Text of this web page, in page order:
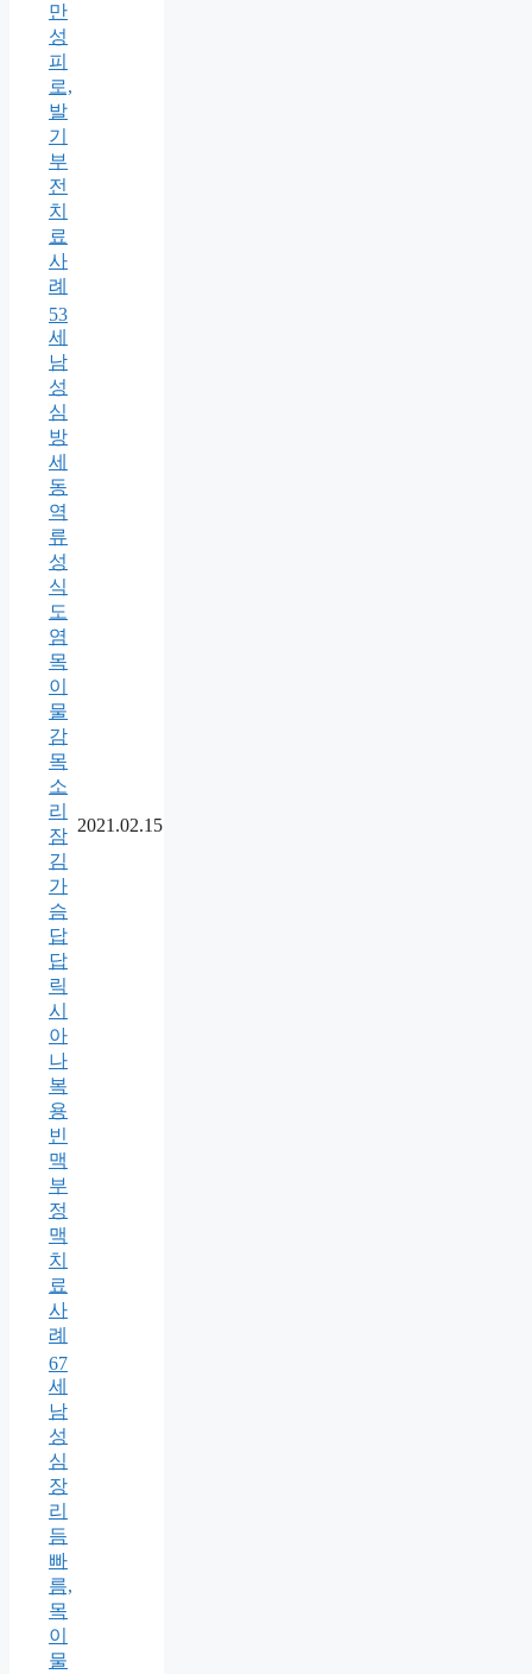
만
성
피
로,
발
기
부
전
치
료
사
례
53
세
남
성
심
방
세
동
역
류
성
식
도
염
목
이
물
감
목
소
리
잠
김
가
슴
답
답
릭
시
아
나
복
용
빈
맥
부
정
맥
치
료
사
례
2021.02.15
67
세
남
성
심
장
리
듬
빠
름,
목
이
물